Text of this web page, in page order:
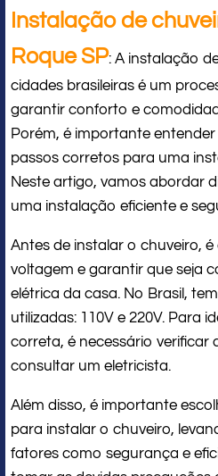
Instalação de
Roque SP: A instalação
cidades brasileiras é um
garantir conforto e
Porém, é importante
passos corretos para uma
Neste artigo, vamos abordar
uma instalação eficiente e
Antes de instalar o chuveiro, é
voltagem e garantir que seja
elétrica da casa. No Brasil,
utilizadas: 110V e 220V. Para
correta, é necessário verificar
consultar um eletricista.
Além disso, é importante
para instalar o chuveiro,
fatores como segurança e